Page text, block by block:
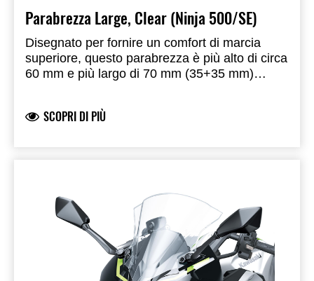
Parabrezza Large, Clear (Ninja 500/SE)
Disegnato per fornire un comfort di marcia
superiore, questo parabrezza è più alto di circa
60 mm e più largo di 70 mm (35+35 mm)
SCOPRI DI PIÙ